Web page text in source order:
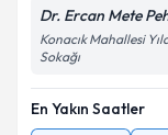
Dr. Ercan Mete
Konacık Mahallesi
Sokağı
En Yakın Saatler